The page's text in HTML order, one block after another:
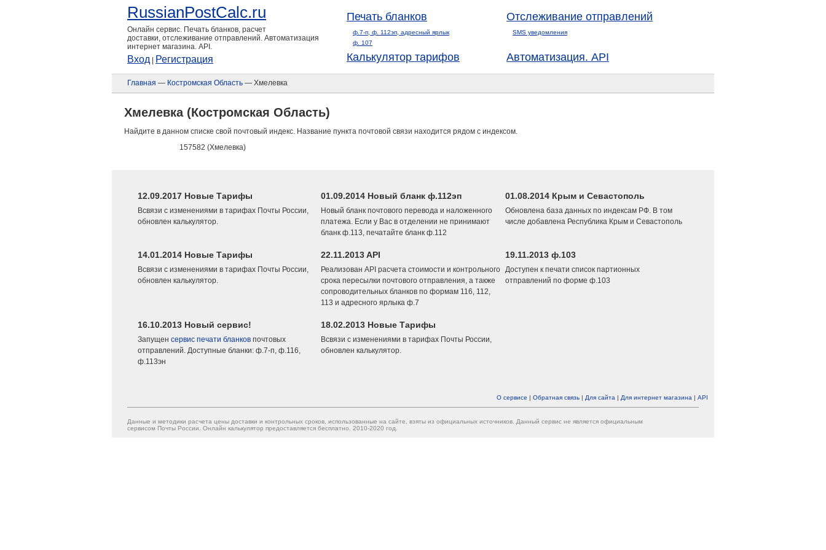
RussianPostCalc.ru
Онлайн сервис. Печать бланков, расчет
доставки, отслеживание отправлений. Автоматизация
интернет магазина. API.
Вход Регистрация
Печать бланков
ф.7-п, ф. 112эп, адресный ярлык
ф. 107
Отслеживание отправлений
SMS уведомления
Калькулятор тарифов Автоматизация. API
Главная — Костромская Область — Хмелевка
Хмелевка (Костромская Область)
Найдите в данном списке свой почтовый индекс. Название пункта почтовой связи находится рядом с индексом.
157582 (Хмелевка)
12.09.2017 Новые Тарифы
Всвязи с изменениями в тарифах Почты России,
обновлен калькулятор.
01.09.2014 Новый бланк ф.112эп
Новый бланк почтового перевода и наложенного
платежа. Если у Вас в отделении не принимают
бланк ф.113, печатайте бланк ф.112
01.08.2014 Крым и Севастополь
Обновлена база данных по индексам РФ. В том
числе добавлена Республика Крым и Севастополь
14.01.2014 Новые Тарифы
Всвязи с изменениями в тарифах Почты России,
обновлен калькулятор.
22.11.2013 API
Реализован API расчета стоимости и контрольного
срока пересылки почтового отправления, а также
сопроводительных бланков по формам 116, 112,
113 и адресного ярлыка ф.7
19.11.2013 ф.103
Доступен к печати список партионных
отправлений по форме ф.103
16.10.2013 Новый сервис!
Запущен сервис печати бланков почтовых
отправлений. Доступные бланки: ф.7-п, ф.116,
ф.113эн
18.02.2013 Новые Тарифы
Всвязи с изменениями в тарифах Почты России,
обновлен калькулятор.
О сервисе | Обратная связь | Для сайта | Для интернет магазина | API
Данные и методики расчета цены доставки и контрольных сроков, использованные на сайте, взяты из официальных источников. Данный сервис не является официальным
сервисом Почты России. Онлайн калькулятор предоставляется бесплатно. 2010-2020 год.